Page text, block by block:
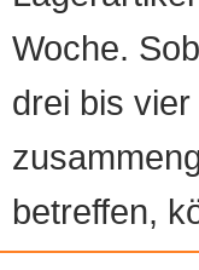
Woche.
drei bis
betreffen,